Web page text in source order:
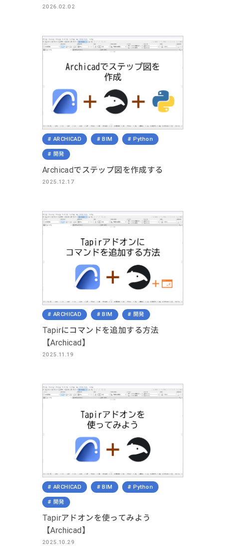
2026.02.02
ARCHICAD BIM Python
開発
Archicadでステップ図を作成する
2025.12.17
ARCHICAD BIM 開発
Tapirにコマンドを追加する方法
【Archicad】
2025.11.19
ARCHICAD BIM Python
開発
Tapirアドオンを使ってみよう
【Archicad】
2025.10.29